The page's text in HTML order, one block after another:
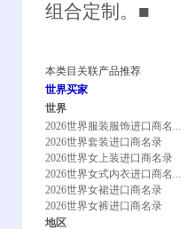
组合定制。■
本类目关联产品推荐
世界买家
世界
2026世界服装服饰进口商名...
2026世界套装进口商名录
2026世界女上装进口商名录
2026世界女式内衣进口商名...
2026世界女裙进口商名录
2026世界女裤进口商名录
地区